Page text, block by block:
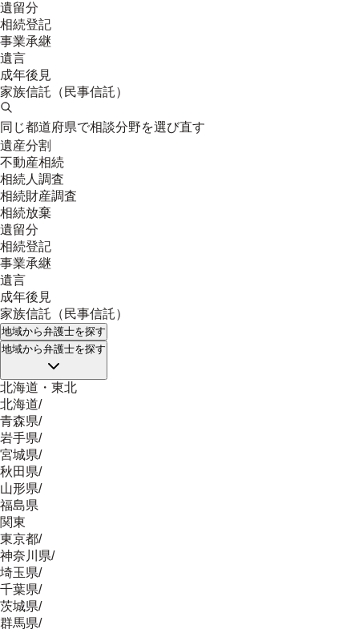
遺留分
相続登記
事業承継
遺言
成年後見
家族信託（民事信託）
同じ都道府県で相談分野を選び直す
遺産分割
不動産相続
相続人調査
相続財産調査
相続放棄
遺留分
相続登記
事業承継
遺言
成年後見
家族信託（民事信託）
地域から弁護士を探す
地域から弁護士を探す
北海道・東北
北海道/
青森県/
岩手県/
宮城県/
秋田県/
山形県/
福島県
関東
東京都/
神奈川県/
埼玉県/
千葉県/
茨城県/
群馬県/